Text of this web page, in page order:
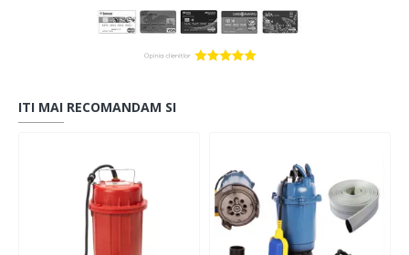
ITI MAI RECOMANDAM SI